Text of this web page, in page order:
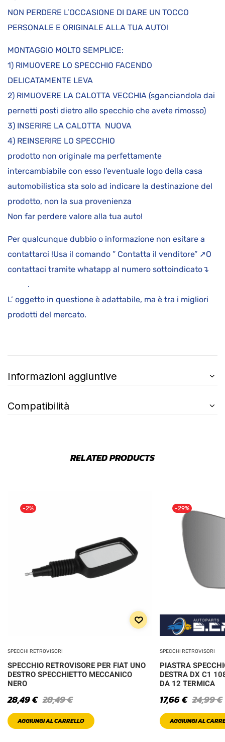
NON PERDERE L’OCCASIONE DI DARE UN TOCCO
PERSONALE E ORIGINALE ALLA TUA AUTO!
MONTAGGIO MOLTO SEMPLICE:
1) RIMUOVERE LO SPECCHIO FACENDO
DELICATAMENTE LEVA
2) RIMUOVERE LA CALOTTA VECCHIA (sganciandola dai
pernetti posti dietro allo specchio che avete rimosso)
3) INSERIRE LA CALOTTA NUOVA
4) REINSERIRE LO SPECCHIO
prodotto non originale ma perfettamente
intercambiabile con esso l’eventuale logo della casa
automobilistica sta solo ad indicare la destinazione del
prodotto, non la sua provenienza
Non far perdere valore alla tua auto!
Per qualcunque dubbio o informazione non esitare a
contattarci !Usa il comando ” Contatta il venditore” ➚O
contattaci tramite whatapp al numero sottoindicato↴
.
L’ oggetto in questione è adattabile, ma è tra i migliori
prodotti del mercato.
Informazioni aggiuntive
Compatibilità
RELATED PRODUCTS
-2%
SPECCHI RETROVISORI
SPECCHIO RETROVISORE PER FIAT UNO
DESTRO SPECCHIETTO MECCANICO
NERO
28,49€
28,49€
AGGIUNGI AL CARRELLO
-29%
SPECCHI RETROVISORI
PIASTRA
DESTRA DX C1
DA 12 TERMICA
24,99€
17,66€
AGGIUNGI AL